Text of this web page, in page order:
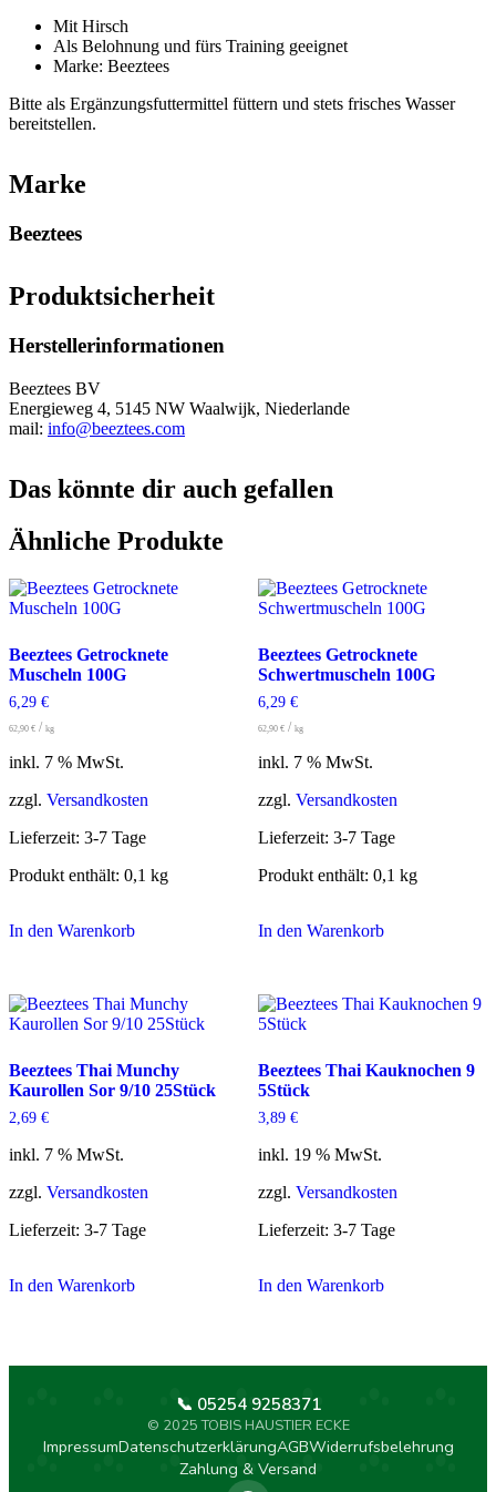
Mit Hirsch
Als Belohnung und fürs Training geeignet
Marke: Beeztees
Bitte als Ergänzungsfuttermittel füttern und stets frisches Wasser
bereitstellen.
Marke
Beeztees
Produktsicherheit
Herstellerinformationen
Beeztees BV
Energieweg 4, 5145 NW Waalwijk, Niederlande
mail: info@beeztees.com
Das könnte dir auch gefallen
Ähnliche Produkte
Beeztees Getrocknete
Muscheln 100G
6,29 €
62,90 € / kg
inkl. 7 % MwSt.
zzgl. Versandkosten
Lieferzeit: 3-7 Tage
Produkt enthält: 0,1 kg
In den Warenkorb
Beeztees Getrocknete
Schwertmuscheln 100G
6,29 €
62,90 €/ kg
inkl. 7 % MwSt.
zzgl. Versandkosten
Lieferzeit: 3-7 Tage
Produkt enthält: 0,1 kg
In den Warenkorb
Beeztees Thai Munchy
Kaurollen Sor 9/10 25Stück
2,69 €
inkl. 7 % MwSt.
zzgl. Versandkosten
Lieferzeit: 3-7 Tage
In den Warenkorb
Beeztees Thai Kauknochen 9
5Stück
3,89 €
inkl. 19 % MwSt.
zzgl. Versandkosten
Lieferzeit: 3-7 Tage
In den Warenkorb
ImpressumDatenschutzerklärungAGBWiderrufsbelehrung
Zahlung & Versand
📞 05254 9258371
© 2025 TOBIS HAUSTIER ECKE